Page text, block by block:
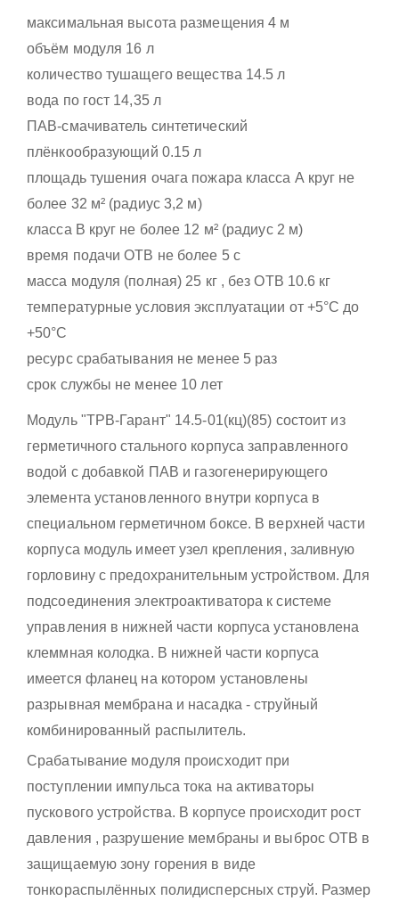
максимальная высота размещения 4 м
объём модуля 16 л
количество тушащего вещества 14.5 л
вода по гост 14,35 л
ПАВ-смачиватель синтетический
плёнкообразующий 0.15 л
площадь тушения очага пожара класса А круг не
более 32 м² (радиус 3,2 м)
класса В круг не более 12 м² (радиус 2 м)
время подачи ОТВ не более 5 с
масса модуля (полная) 25 кг , без ОТВ 10.6 кг
температурные условия эксплуатации от +5°С до
+50°С
ресурс срабатывания не менее 5 раз
срок службы не менее 10 лет
Модуль "ТРВ-Гарант" 14.5-01(кц)(85) состоит из
герметичного стального корпуса заправленного
водой с добавкой ПАВ и газогенерирующего
элемента установленного внутри корпуса в
специальном герметичном боксе. В верхней части
корпуса модуль имеет узел крепления, заливную
горловину с предохранительным устройством. Для
подсоединения электроактиватора к системе
управления в нижней части корпуса установлена
клеммная колодка. В нижней части корпуса
имеется фланец на котором установлены
разрывная мембрана и насадка - струйный
комбинированный распылитель.
Срабатывание модуля происходит при
поступлении импульса тока на активаторы
пускового устройства. В корпусе происходит рост
давления , разрушение мембраны и выброс ОТВ в
защищаемую зону горения в виде
тонкораспылённых полидисперсных струй. Размер